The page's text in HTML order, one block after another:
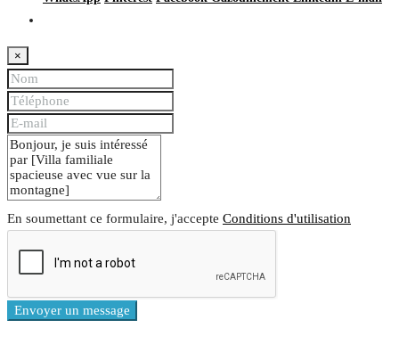
×
En soumettant ce formulaire, j'accepte Conditions d'utilisation
Envoyer un message